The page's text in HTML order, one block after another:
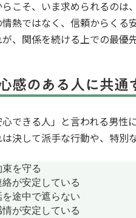
こそ、いま求められるのは、
情熱ではなく、信頼からくる安
が、関係を続ける上での最優
感のある人に共通
心できる人」と言われる男性
は決して派手な行動や、特別
束を守る
絡が安定している
を途中で遮らない
情が安定している